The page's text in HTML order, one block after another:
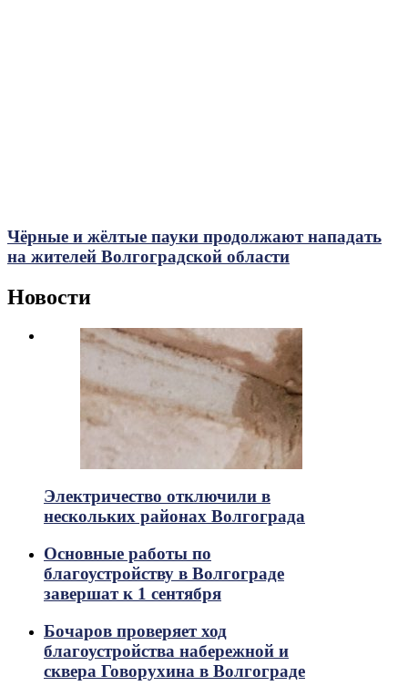
Чёрные и жёлтые пауки продолжают нападать
на жителей Волгоградской области
Новости
Электричество отключили в
нескольких районах Волгограда
Основные работы по
благоустройству в Волгограде
завершат к 1 сентября
Бочаров проверяет ход
благоустройства набережной и
сквера Говорухина в Волгограде